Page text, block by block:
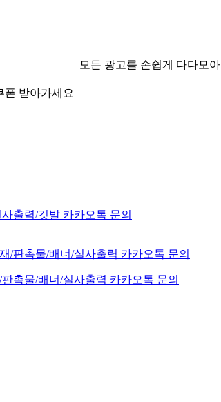
모든 광고를 손쉽게 다다모아
폰 받아가세요
출력/깃발 카카오톡 문의
촉물/배너/실사출력 카카오톡 문의